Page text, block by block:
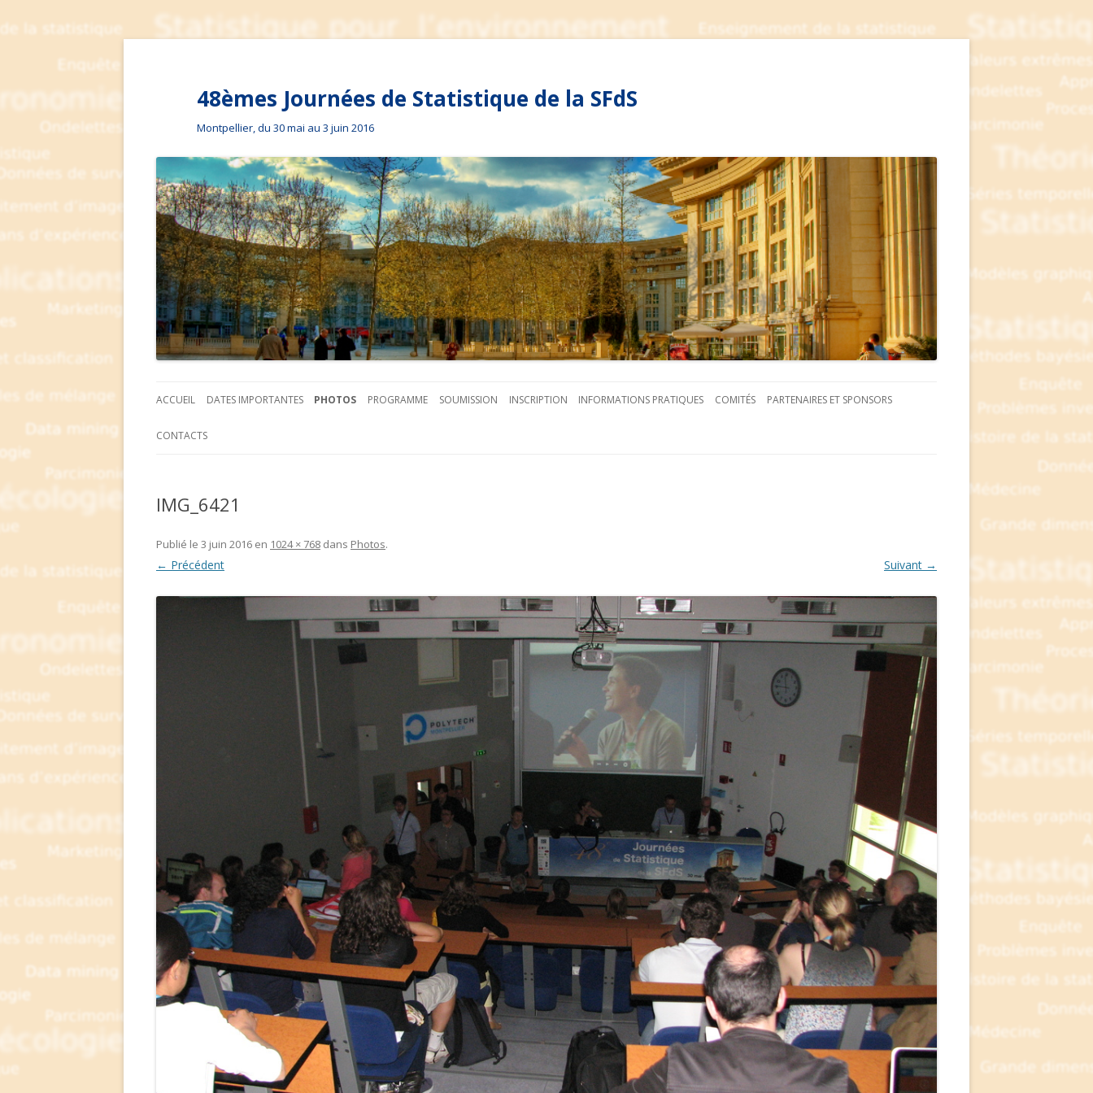
48èmes Journées de Statistique de la SFdS
Montpellier, du 30 mai au 3 juin 2016
ACCUEIL DATES IMPORTANTES PHOTOS PROGRAMME SOUMISSION INSCRIPTION INFORMATIONS PRATIQUES COMITÉS PARTENAIRES ET SPONSORS
CONTACTS
IMG_6421
Publié le 3 juin 2016 en 1024 × 768 dans Photos.
← Précédent Suivant →